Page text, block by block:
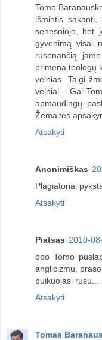
Tomo
išmintis
senesniojo, bet
gyvenimą visai
rusenančią
primena teologų
velnias. Taigi
velniai... Gal
apmaudingų
Žemaitės
Atsakyti
Anonimiškas
Plagiatoriai
Atsakyti
Piatsas 2010-
ooo Tomo
anglicizmu,
puikuojasi rusu...
Atsakyti
Tomas